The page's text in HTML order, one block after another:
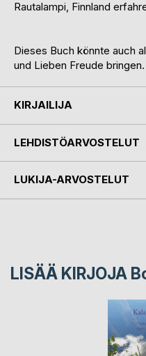
Rautalampi, Finnland
Dieses Buch könnte auch
und Lieben Freude bringen.
KIRJAILIJA
LEHDISTÖARVOSTELUT
LUKIJA-ARVOSTELUT
LISÄÄ KIRJOJA B